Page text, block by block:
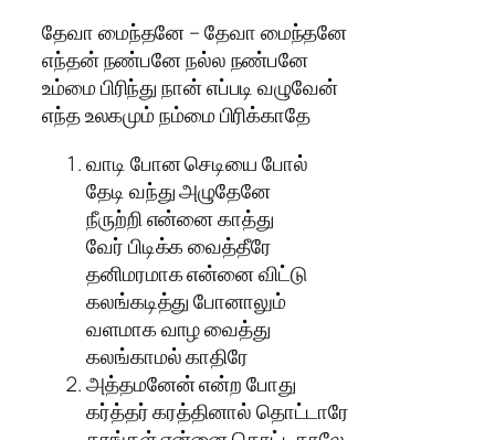
தேவா மைந்தனே – தேவா மைந்தனே
எந்தன் நண்பனே நல்ல நண்பனே
உம்மை பிரிந்து நான் எப்படி வழுவேன்
எந்த உலகமும் நம்மை பிரிக்காதே
வாடி போன செடியை போல்
தேடி வந்து அழுதேனே
நீருற்றி என்னை காத்து
வேர் பிடிக்க வைத்தீரே
தனிமரமாக என்னை விட்டு
கலங்கடித்து போனாலும்
வளமாக வாழ வைத்து
கலங்காமல் காதிரே
அத்தமனேன் என்ற போது
கர்த்தர் கரத்தினால் தொட்டாரே